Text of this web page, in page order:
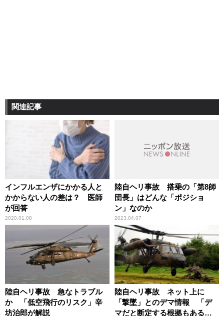
関連記事
インフルエンザにかかる人と
かからない人の差は？ 医師
が回答
2020.01.08
陸自ヘリ事故 搭乗の「第8師
団長」はどんな「ポジショ
ン」なのか
2023.04.07
陸自ヘリ事故 急なトラブル
か 「低空飛行のリスク」辛
坊治郎が解説
陸自ヘリ事故 ネット上に
「撃墜」とのデマ情報 「デ
マだと断定する根拠もある」